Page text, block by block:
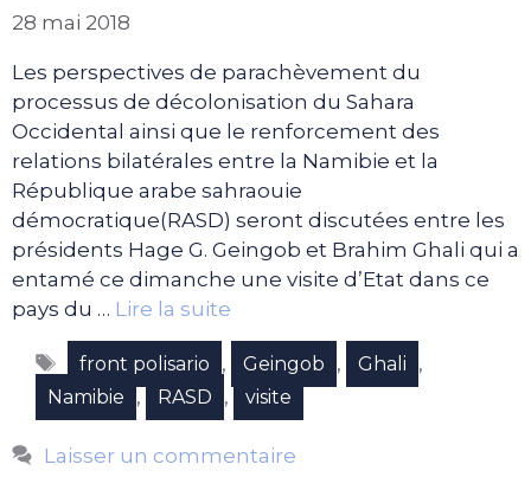
28 mai 2018
Les perspectives de parachèvement du
processus de décolonisation du Sahara
Occidental ainsi que le renforcement des
relations bilatérales entre la Namibie et la
République arabe sahraouie
démocratique(RASD) seront discutées entre les
présidents Hage G. Geingob et Brahim Ghali qui a
entamé ce dimanche une visite d’Etat dans ce
pays du … Lire la suite
Étiquettes
front polisario , Geingob , Ghali ,
Namibie , RASD , visite
Laisser un commentaire